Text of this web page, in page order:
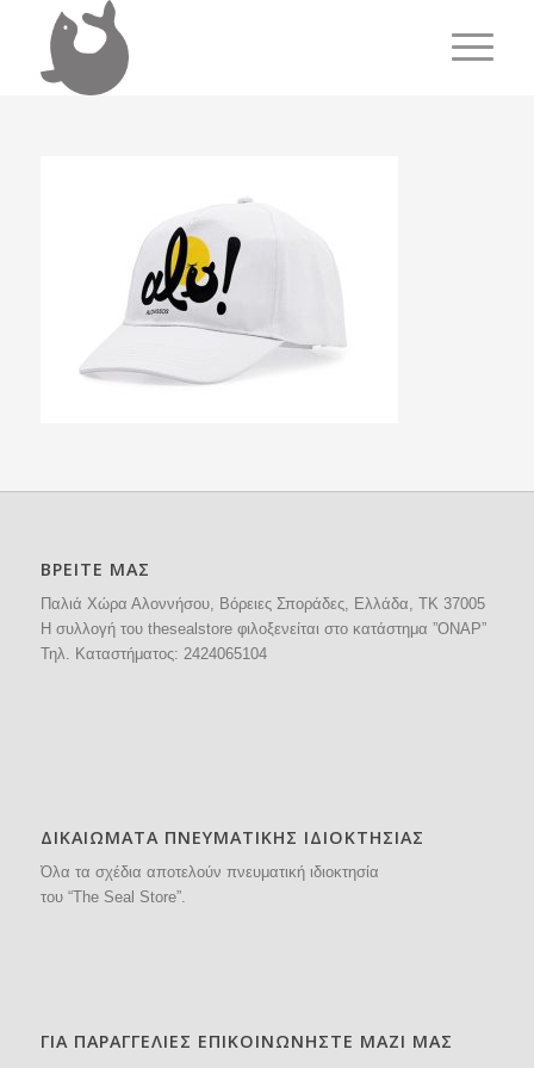
ΒΡΕΙΤΕ ΜΑΣ
Παλιά Χώρα Αλοννήσου, Βόρειες Σποράδες, Ελλάδα, ΤΚ 37005
H συλλογή του thesealstore φιλοξενείται στο κατάστημα ”ΟΝΑΡ”
Τηλ. Καταστήματος: 2424065104
ΔΙΚΑΙΩΜΑΤΑ ΠΝΕΥΜΑΤΙΚΗΣ ΙΔΙΟΚΤΗΣΙΑΣ
Όλα τα σχέδια αποτελούν πνευματική ιδιοκτησία
του “The Seal Store”.
ΓΙΑ ΠΑΡΑΓΓΕΛΙΕΣ ΕΠΙΚΟΙΝΩΝΗΣΤΕ ΜΑΖΙ ΜΑΣ